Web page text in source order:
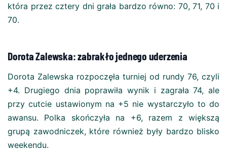
która przez cztery dni grała bardzo równo: 70, 71, 70 i
70.
Dorota Zalewska: zabrakło jednego uderzenia
Dorota Zalewska rozpoczęła turniej od rundy 76, czyli
+4. Drugiego dnia poprawiła wynik i zagrała 74, ale
przy cutcie ustawionym na +5 nie wystarczyło to do
awansu. Polka skończyła na +6, razem z większą
grupą zawodniczek, które również były bardzo blisko
weekendu.